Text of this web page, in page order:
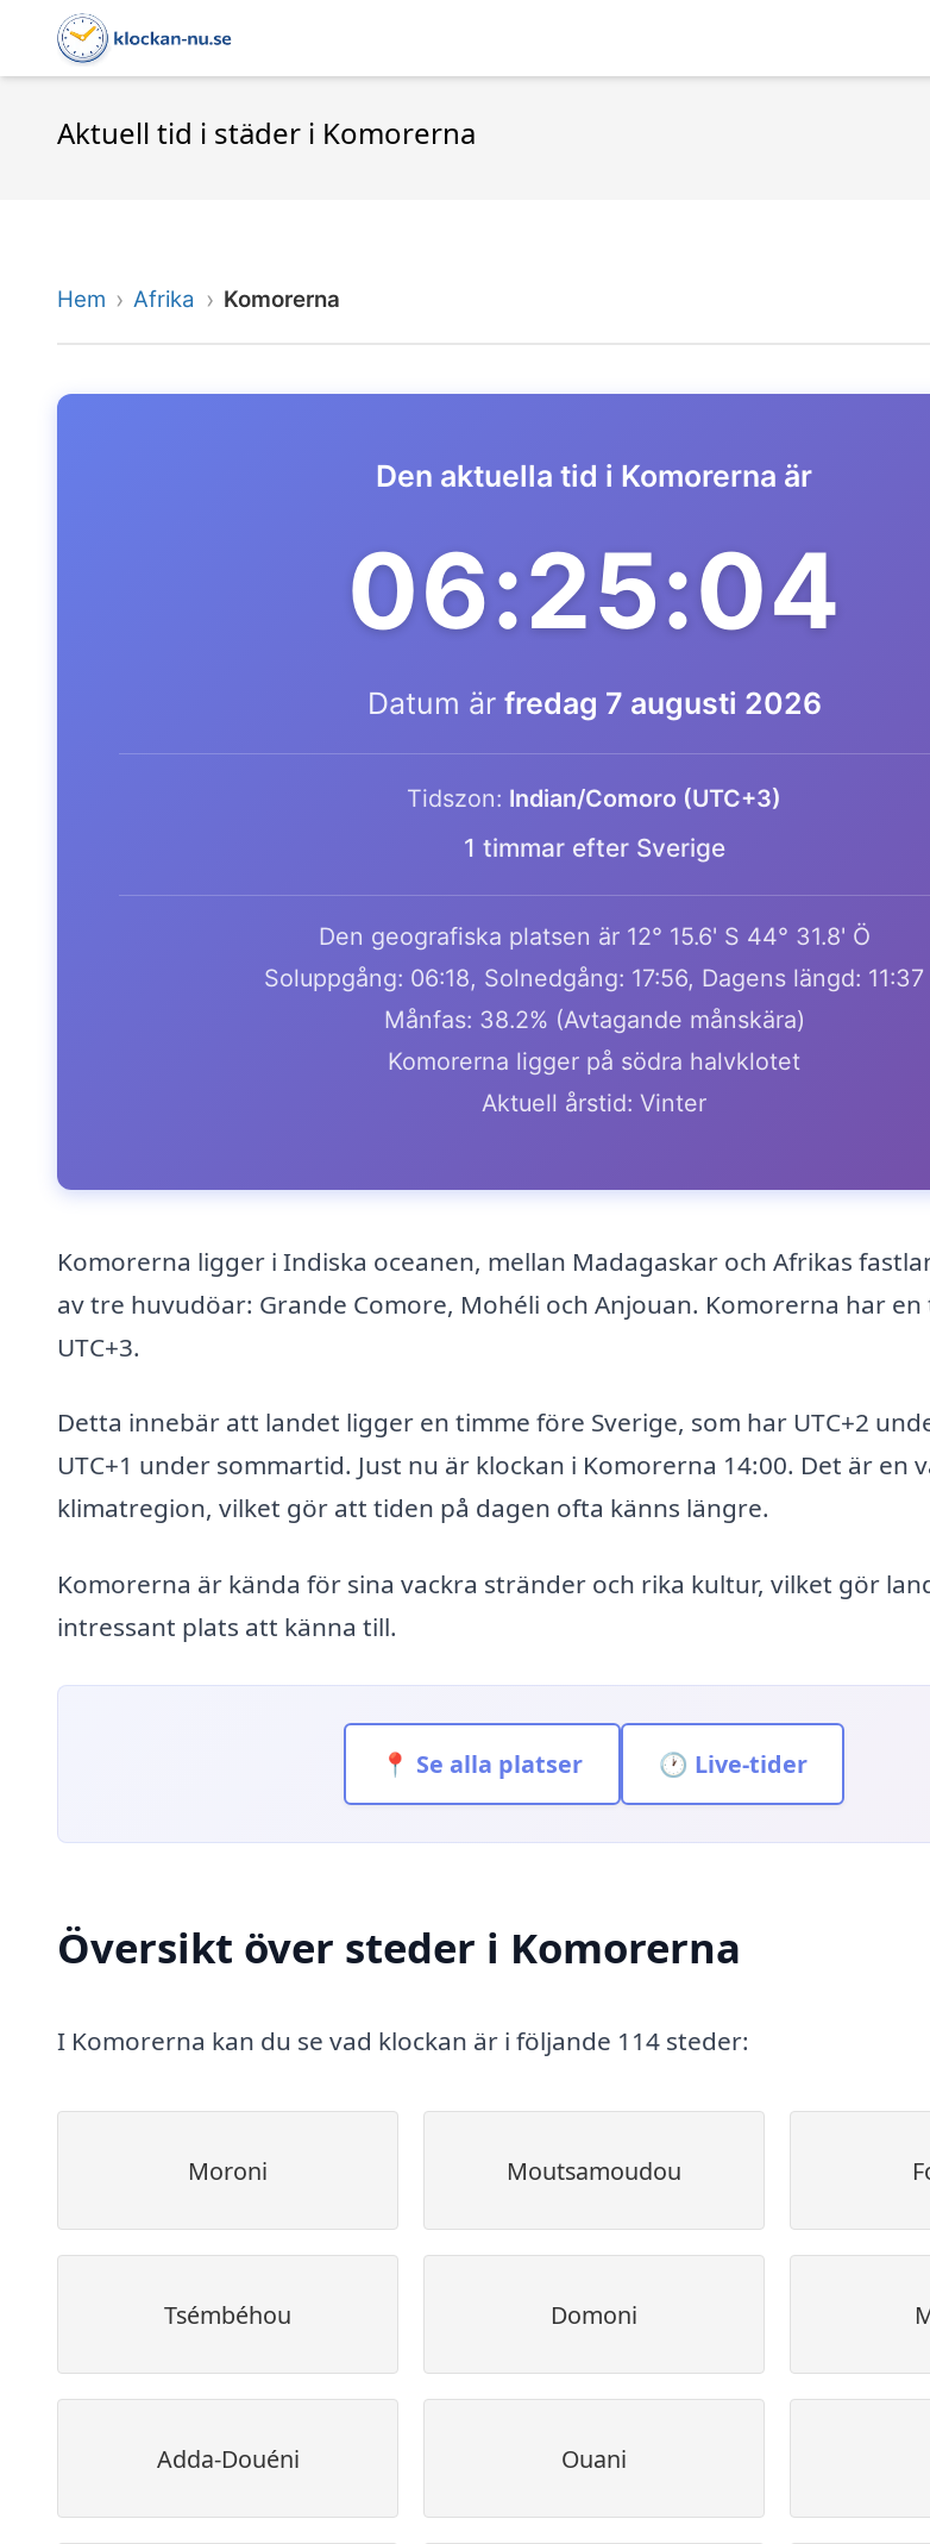
Aktuell tid i städer i Komorerna
Hem Afrika Komorerna
Den aktuella tid i Komorerna är
06:25:04
Datum är fredag 7 augusti 2026
Tidszon: Indian/Comoro (UTC+3)
1 timmar efter Sverige
Den geografiska platsen är 12° 15.6' S 44° 31.8' Ö
Soluppgång: 06:18, Solnedgång: 17:56, Dagens längd: 11:37
Månfas: 38.2% (Avtagande månskära)
Komorerna ligger på södra halvklotet
Aktuell årstid: Vinter
Komorerna ligger i Indiska oceanen, mellan Madagaskar och Afrikas
av tre huvudöar: Grande Comore, Mohéli och Anjouan. Komorerna har
UTC+3.
Detta innebär att landet ligger en timme före Sverige, som har UTC+2
UTC+1 under sommartid. Just nu är klockan i Komorerna 14:00. Det är en
klimatregion, vilket gör att tiden på dagen ofta känns längre.
Komorerna är kända för sina vackra stränder och rika kultur, vilket gör
intressant plats att känna till.
📍 Se alla platser 🕐 Live-tider
Översikt över steder i Komorerna
I Komorerna kan du se vad klockan är i följande 114 steder:
Moroni Moutsamoudou
Tsémbéhou Domoni
Adda-Douéni Ouani